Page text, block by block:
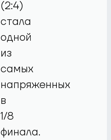
(2:4)
стала
одной
из
самых
напряженных
в
1/8
финала.